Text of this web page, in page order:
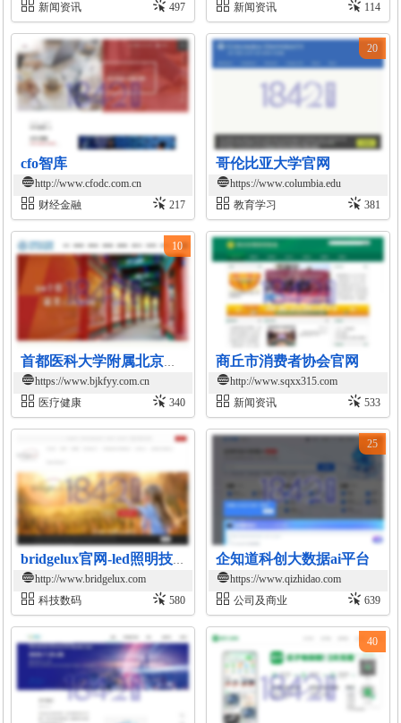
新闻资讯
497
新闻资讯
114
cfo智库
http://www.cfodc.com.cn
财经金融
217
哥伦比亚大学官网
https://www.columbia.edu
教育学习
381
20
首都医科大学附属北京康复医院官网
https://www.bjkfyy.com.cn
医疗健康
340
10
商丘市消费者协会官网
http://www.sqxx315.com
新闻资讯
533
bridgelux官网-led照明技术与解决方案
http://www.bridgelux.com
科技数码
580
企知道科创大数据ai平台
https://www.qizhidao.com
公司及商业
639
25
40